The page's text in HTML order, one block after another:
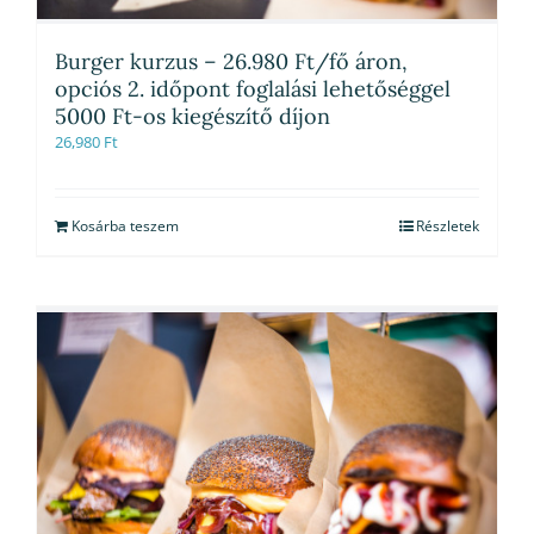
Burger kurzus – 26.980 Ft/fő áron,
opciós 2. időpont foglalási lehetőséggel
5000 Ft-os kiegészítő díjon
26,980 Ft
Kosárba teszem Részletek